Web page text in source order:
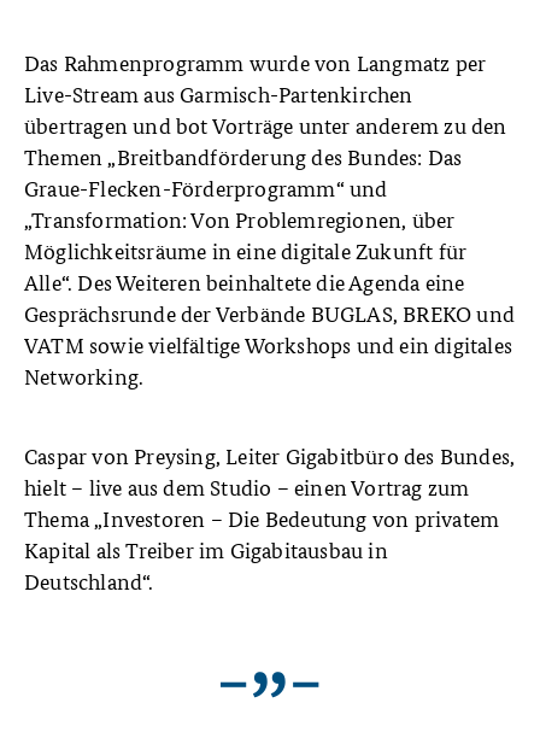
Das Rahmenprogramm wurde von Langmatz per
Live-Stream aus Garmisch-Partenkirchen
übertragen und bot Vorträge unter anderem zu den
Themen „Breitbandförderung des Bundes: Das
Graue-Flecken-Förderprogramm“ und
„Transformation: Von Problemregionen, über
Möglichkeitsräume in eine digitale Zukunft für
Alle“. Des Weiteren beinhaltete die Agenda eine
Gesprächsrunde der Verbände BUGLAS, BREKO und
VATM sowie vielfältige Workshops und ein digitales
Networking.
Caspar von Preysing, Leiter Gigabitbüro des Bundes,
hielt – live aus dem Studio – einen Vortrag zum
Thema „Investoren – Die Bedeutung von privatem
Kapital als Treiber im Gigabitausbau in
Deutschland“.